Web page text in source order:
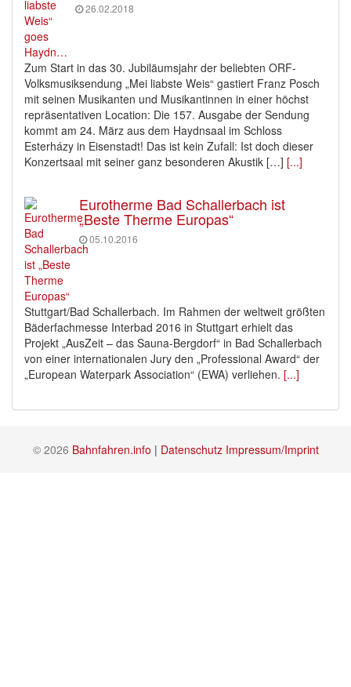
26.02.2018
Zum Start in das 30. Jubiläumsjahr der beliebten ORF-
Volksmusiksendung „Mei liabste Weis“ gastiert Franz Posch
mit seinen Musikanten und Musikantinnen in einer höchst
repräsentativen Location: Die 157. Ausgabe der Sendung
kommt am 24. März aus dem Haydnsaal im Schloss
Esterházy in Eisenstadt! Das ist kein Zufall: Ist doch dieser
Konzertsaal mit seiner ganz besonderen Akustik […] [...]
Eurotherme Bad Schallerbach ist
„Beste Therme Europas“
05.10.2016
Stuttgart/Bad Schallerbach. Im Rahmen der weltweit größten
Bäderfachmesse Interbad 2016 in Stuttgart erhielt das
Projekt „AusZeit – das Sauna-Bergdorf“ in Bad Schallerbach
von einer internationalen Jury den „Professional Award“ der
„European Waterpark Association“ (EWA) verliehen. [...]
© 2026 Bahnfahren.info | Datenschutz Impressum/Imprint